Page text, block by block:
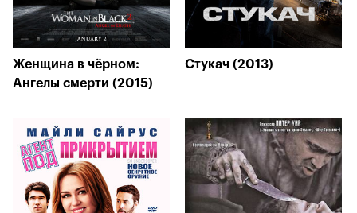
Женщина в чёрном:
Ангелы смерти (2015)
Стукач (2013)